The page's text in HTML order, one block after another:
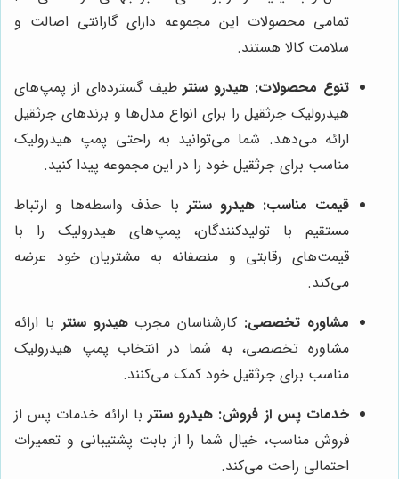
تمامی محصولات این مجموعه دارای گارانتی اصالت و
سلامت کالا هستند.
تنوع محصولات: هیدرو سنترطیف گسترده‌ای از پمپ‌های
هیدرولیک جرثقیل را برای انواع مدل‌ها و برندهای جرثقیل
ارائه می‌دهد. شما می‌توانید به راحتی پمپ هیدرولیک
مناسب برای جرثقیل خود را در این مجموعه پیدا کنید.
قیمت مناسب: هیدرو سنتر با حذف واسطه‌ها و ارتباط
مستقیم با تولیدکنندگان، پمپ‌های هیدرولیک را با
قیمت‌های رقابتی و منصفانه به مشتریان خود عرضه
می‌کند.
مشاوره تخصصی: کارشناسان مجربهیدرو سنتر با ارائه
مشاوره تخصصی، به شما در انتخاب پمپ هیدرولیک
مناسب برای جرثقیل خود کمک می‌کنند.
خدمات پس از فروش: هیدرو سنتر با ارائه خدمات پس از
فروش مناسب، خیال شما را از بابت پشتیبانی و تعمیرات
احتمالی راحت می‌کند.